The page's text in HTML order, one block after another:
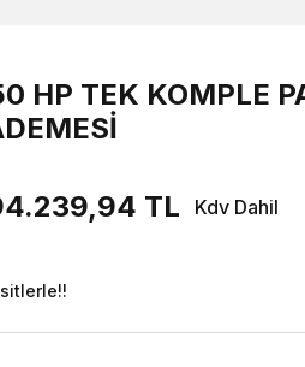
HP TEK KOMPLE
TL Kdv Dahil